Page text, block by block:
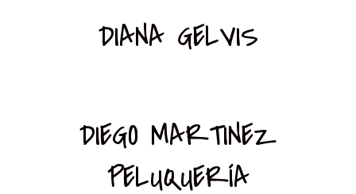
DIANA GELVIS
DIEGO MARTINEZ
PELUQUERÍA